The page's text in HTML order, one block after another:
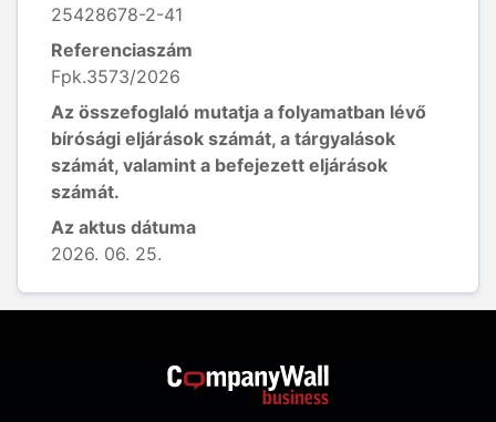
25428678-2-41
Referenciaszám
Fpk.3573/2026
Az összefoglaló mutatja a folyamatban lévő
bírósági eljárások számát, a tárgyalások
számát, valamint a befejezett eljárások
számát.
Az aktus dátuma
2026. 06. 25.